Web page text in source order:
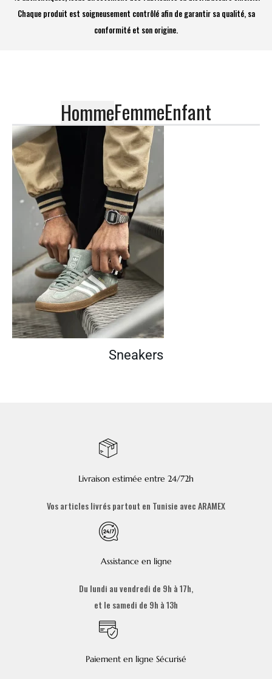
Chaque produit est soigneusement contrôlé afin de garantir sa qualité, sa
conformité et son origine.
HommeFemmeEnfant
Sneakers
Livraison estimée entre 24/72h
Vos articles livrés partout en Tunisie avec ARAMEX
Assistance en ligne
Du lundi au vendredi de 9h à 17h,
et le samedi de 9h à 13h
Paiement en ligne Sécurisé